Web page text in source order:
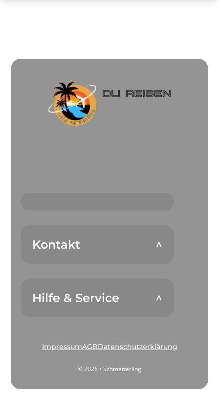
Kontakt
Hilfe & Service
ImpressumAGBDatenschutzerklärung
© 2026 • Schmetterling